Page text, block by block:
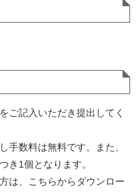
ご記入いただき提出してく
手数料は無料です。また、
き1個となります。
は、こちらからダウンロー